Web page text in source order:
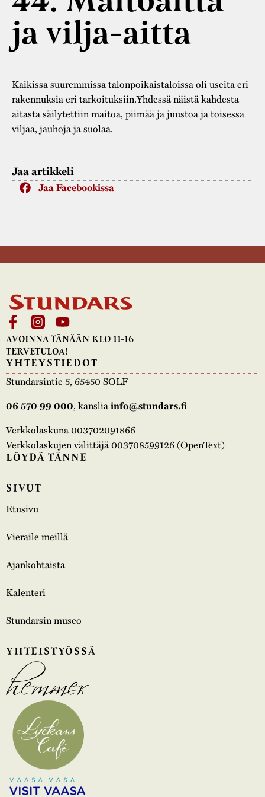
Vaellusreitti
Saavutettavuus
Turvallisuus
Yhteystiedot
Varaa tilat
Jarl Hemmer
Rakennukset
Rakennusperintö
Museopedagogiikka
Käsityö
YSTÄVÄT
Markkinat
Vuoden Gunnar
Jaa artikkeli
Jaa Facebookissa
ja vilja-aitta
Kaikissa suuremmissa talonpoikaistaloissa oli useita eri
rakennuksia eri tarkoituksiin.Yhdessä näistä kahdesta
aitasta säilytettiin maitoa, piimää ja juustoa ja toisessa
viljaa, jauhoja ja suolaa.
AVOINNA TÄNÄÄN KLO 11-16
TERVETULOA!
YHTEYSTIEDOT
Stundarsintie 5, 65450 SOLF
06 570 99 000, kansliainfo@stundars.fi
Verkkolaskuna 003702091866
Verkkolaskujen välittäjä 003708599126 (OpenText)
LÖYDÄ TÄNNE
SIVUT
Etusivu
Vieraile meillä
Ajankohtaista
Kalenteri
Stundarsin museo
YHTEISTYÖSSÄ